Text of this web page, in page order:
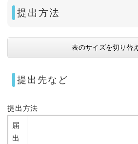
提出方法
表のサイズを切り替
提出先など
提出方法
届
出